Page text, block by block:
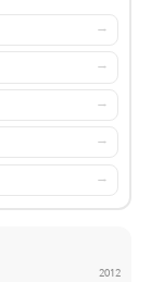
→
→
→
→
→
2012